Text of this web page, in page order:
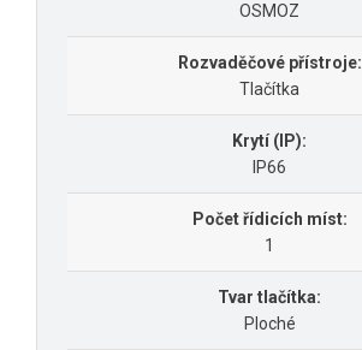
OSMOZ
Rozvaděčové přístroje:
Tlačítka
Krytí (IP):
IP66
Počet řídicích míst:
1
Tvar tlačítka:
Ploché